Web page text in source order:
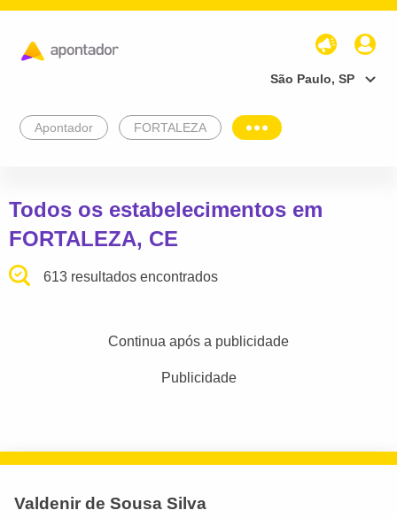
São Paulo, SP
Apontador FORTALEZA
Todos os estabelecimentos em
FORTALEZA, CE
613 resultados encontrados
Continua após a publicidade
Publicidade
Valdenir de Sousa Silva